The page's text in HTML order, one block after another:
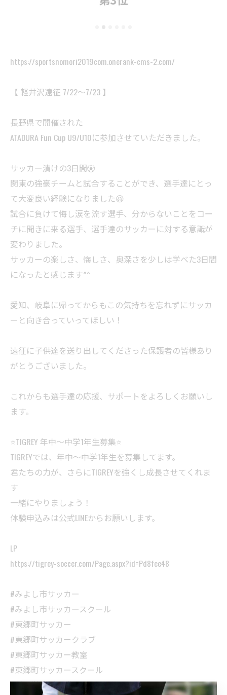
https://sportsnomori2019com.onerank-cms-2.com/
【 軽井沢遠征 7/22～7/23 】
長野県で開催された
ATADURA Fun Cup U9/U10に参加させていただきました。
サッカー漬けの3日間⚽️
関東の強豪チームと試合することができ、選手達にとっ
て大変良い経験になりました😆
試合に負けて悔し涙を流す選手、分からないことをコー
チに聞きに来る選手、選手達のサッカーに対する意識が
変わりました。
サッカーの楽しさ、悔しさ、奥深さを少しは学べた3日間
になったと感じます^^
愛知、岐阜に帰ってからもこの気持ちを忘れずにサッカ
ーと向き合っていってほしい！
遠征に子供達を送り出してくださった保護者の皆様あり
がとうございました。
これからも選手達の応援、サポートをよろしくお願いし
ます。
⭐️TIGREY 年中〜中学1年生募集⭐️
TIGREYでは、年中〜中学1年生を募集してます。
君たちの力が、さらにTIGREYを強くし成長させてくれま
す
一緒にやりましょう！
体験申込みは公式LINEからお願いします。
LP
https://tigrey-soccer.com/Page.aspx?id=Pd8fee48
#みよし市サッカー
#みよし市サッカースクール
#東郷町サッカー
#東郷町サッカークラブ
#東郷町サッカー教室
#東郷町サッカースクール
#新中学1年生募集中